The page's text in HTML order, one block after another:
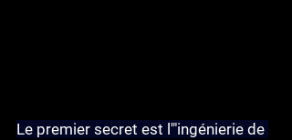
Le premier secret est l'"ingénierie de